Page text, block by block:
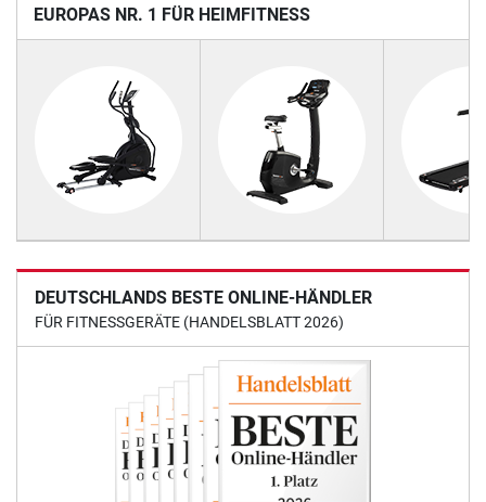
UROPAS NR. 1 FÜR HEIMFITNESS
DEUTSCHLANDS BESTE ONLINE-HÄNDLER
FÜR FITNESSGERÄTE (HANDELSBLATT 2026)